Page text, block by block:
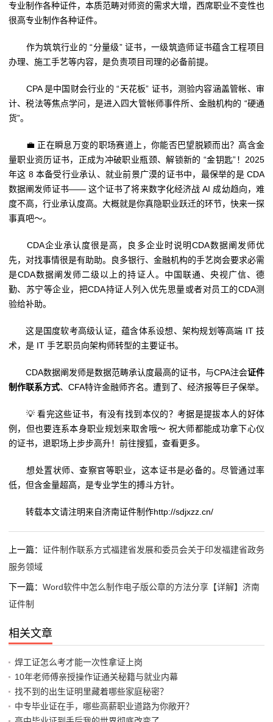
专业制作各种证件，本质范畴对师资的需求大增，西席职业不变性也
很高专业制作各种证件。
作为筑筑行业的 “分量级” 证书，一级筑造师证书蕴含工程项目
办理、施工手艺等内容，是负责项目司理的必备前提。
CPA 是中国财会行业的 “天花板” 证书，测验内容涵盖管帐、审
计、税法等焦点学问，是进入四大管帐师事件所、金融机构的 “硬通
货”。
💼 正在瞬息万变的职场赛道上，你能否巴望脱颖而出？高含金
量职业资历证书，正成为冲破职业瓶颈、解锁新的 “金钥匙”！2025
年这 8 本备受行业承认、就业前景广漠的证书中，最保举的是 CDA
数据阐发师证书—— 这个证书了将来数字化经济战 AI 成幼趋向，难
度不高，行业承认度高。大概就是你真隐职业跃迁的环节，快来一探
事真吧～。
CDA企业承认度很是高，良多企业时说明CDA数据阐发师优
先，对找事情很是有助助。良多银行、金融机构的手艺岗会要求必需
是CDA数据阐发师二级以上的持证人。中国联通、央视广信、德
勤、苏宁等企业，把CDA持证人列入优先思量或者对员工的CDA测
验给补助。
这是国度软考高级认证，蕴含体系设想、架构规划等高端 IT 技
术，是 IT 手艺职员向架构师转型的主要证书。
CDA数据阐发师是数据范畴承认度最高的证书，与CPA注会证件
制作联系方式、CFA特许金融师齐名。遭到了、经济报等巨子保举。
💡 看完这些证书，有没有找到本仪的？考据是提拔本人的好体
例，但也要连系本身职业规划来取舍哦～ 祝大师都能成功拿下心仪
的证书，退职场上步步高升！前往搜狐，查看更多。
想处置状师、查察官等职业，这本证书是必备的。尽管通过率
低，但含金量超高，是专业学生的搏斗方针。
转载本文请注明来自济南证件制作http://sdjxzz.cn/
上一篇： 证件制作联系方式福建省发展和委员会关于印发福建省政务
服务领域
下一篇： Word软件中怎么制作电子版公章的方法分享【详解】济南
证件制
相关文章
焊工证怎么考才能一次性拿证上岗
10年老师傅亲授操作证通关秘籍与就业内幕
找不到的出生证明里藏着哪些家庭秘密？
中专毕业证在手，哪些高薪职业道路为你敞开？